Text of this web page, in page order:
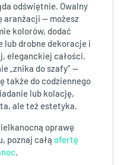
odświętnie. Owalny
aranżacji — możesz
kolorów, dodać
lub drobne dekoracje i
eleganckiej całości.
„znika do szafy” —
także do codziennego
lub kolację,
ale też estetyka.
oprawę
poznaj całą ofertę
.